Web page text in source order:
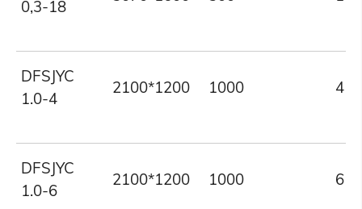
0,3-18
DFSJYC
1.0-4
2100*1200 1000 4
DFSJYC
1.0-6
2100*1200 1000 6